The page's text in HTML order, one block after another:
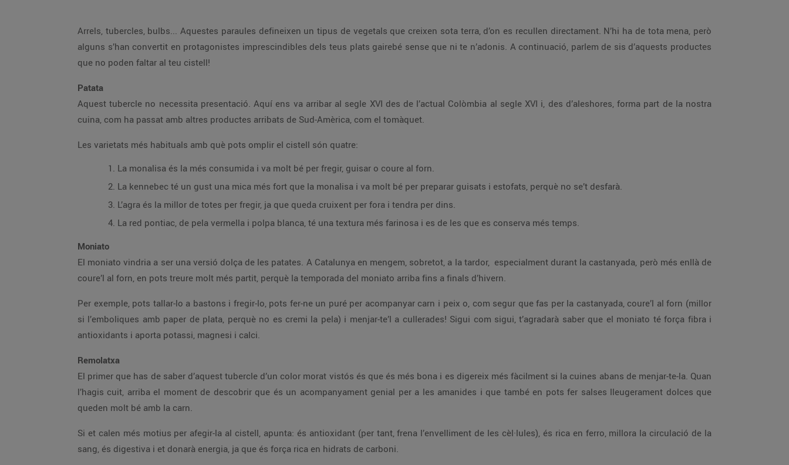
Arrels, tubercles, bulbs... Aquestes paraules defineixen un tipus de vegetals que creixen sota terra, d’on es recullen directament. N’hi ha de tota mena, però
alguns s’han convertit en protagonistes imprescindibles dels teus plats gairebé sense que ni te n’adonis. A continuació, parlem de sis d’aquests productes
que no poden faltar al teu cistell!
Patata
Aquest tubercle no necessita presentació. Aquí ens va arribar al segle XVI des de l’actual Colòmbia al segle XVI i, des d’aleshores, forma part de la nostra
cuina, com ha passat amb altres productes arribats de Sud-Amèrica, com el tomàquet.
Les varietats més habituals amb què pots omplir el cistell són quatre:
La monalisa és la més consumida i va molt bé per fregir, guisar o coure al forn.
La kennebec té un gust una mica més fort que la monalisa i va molt bé per preparar guisats i estofats, perquè no se’t desfarà.
L’agra és la millor de totes per fregir, ja que queda cruixent per fora i tendra per dins.
La red pontiac, de pela vermella i polpa blanca, té una textura més farinosa i es de les que es conserva més temps.
Moniato
El moniato vindria a ser una versió dolça de les patates. A Catalunya en mengem, sobretot, a la tardor, especialment durant la castanyada, però més enllà de
coure’l al forn, en pots treure molt més partit, perquè la temporada del moniato arriba fins a finals d’hivern.
Per exemple, pots tallar-lo a bastons i fregir-lo, pots fer-ne un puré per acompanyar carn i peix o, com segur que fas per la castanyada, coure’l al forn (millor
si l’emboliques amb paper de plata, perquè no es cremi la pela) i menjar-te’l a cullerades! Sigui com sigui, t’agradarà saber que el moniato té força fibra i
antioxidants i aporta potassi, magnesi i calci.
Remolatxa
El primer que has de saber d’aquest tubercle d’un color morat vistós és que és més bona i es digereix més fàcilment si la cuines abans de menjar-te-la. Quan
l’hagis cuit, arriba el moment de descobrir que és un acompanyament genial per a les amanides i que també en pots fer salses lleugerament dolces que
queden molt bé amb la carn.
Si et calen més motius per afegir-la al cistell, apunta: és antioxidant (per tant, frena l’envelliment de les cèl·lules), és rica en ferro, millora la circulació de la
sang, és digestiva i et donarà energia, ja que és força rica en hidrats de carboni.